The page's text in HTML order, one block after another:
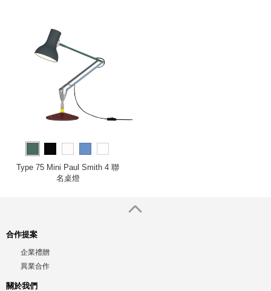
Type 75 Mini Paul Smith 4 聯
名桌燈
合作提案
企業禮贈
異業合作
關於我們